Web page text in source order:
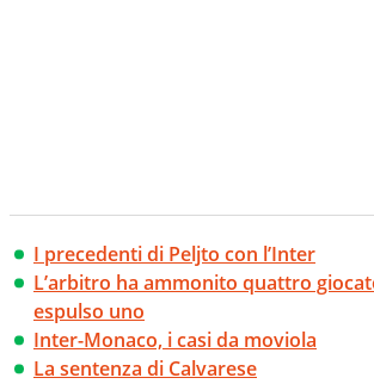
I precedenti di Peljto con l’Inter
L’arbitro ha ammonito quattro
espulso uno
Inter-Monaco, i casi da moviola
La sentenza di Calvarese